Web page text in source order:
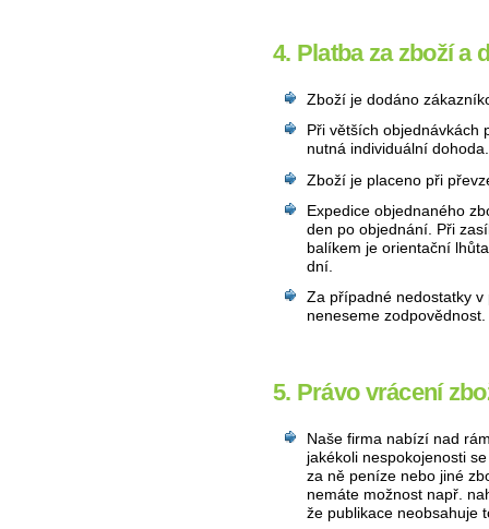
4. Platba za zboží a
Zboží je dodáno
Při větších objednávkách
nutná individuální dohoda.
Zboží je placeno při
Expedice objednaného
den po objednání. Při
balíkem je orientační
dní.
Za případné nedostatky
neneseme zodpovědnost.
5. Právo vrácení
Naše firma nabízí nad
jakékoli nespokojenosti
za ně peníze nebo jiné
nemáte možnost např.
že publikace neobsahuje